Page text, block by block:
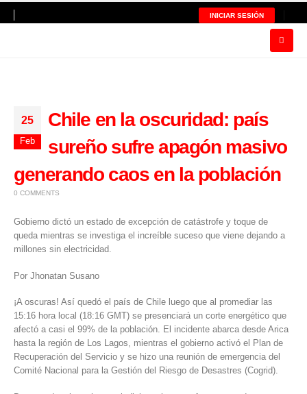
INICIAR SESIÓN
25
Feb
Chile en la oscuridad: país
sureño sufre apagón masivo
generando caos en la población
0 COMMENTS
Gobierno dictó un estado de excepción de catástrofe y toque de
queda mientras se investiga el increíble suceso que viene dejando a
millones sin electricidad.
Por Jhonatan Susano
¡A oscuras! Así quedó el país de Chile luego que al promediar las
15:16 hora local (18:16 GMT) se presenciará un corte energético que
afectó a casi el 99% de la población. El incidente abarca desde Arica
hasta la región de Los Lagos, mientras el gobierno activó el Plan de
Recuperación del Servicio y se hizo una reunión de emergencia del
Comité Nacional para la Gestión del Riesgo de Desastres (Cogrid).